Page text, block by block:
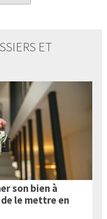
ET
son bien à
le mettre en